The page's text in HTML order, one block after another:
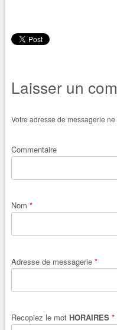
Laisser un
Votre adresse de messagerie
Commentaire
Nom *
Adresse de messagerie *
Recopiez le mot HORAIRES *